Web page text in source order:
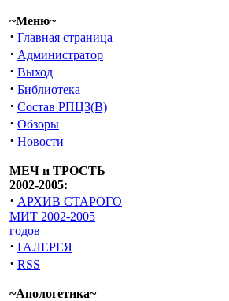
~Меню~
· Главная страница
· Администратор
· Выход
· Библиотека
· Состав РПЦЗ(В)
· Обзоры
· Новости
МЕЧ и ТРОСТЬ
2002-2005:
· АРХИВ СТАРОГО
МИТ 2002-2005
годов
· ГАЛЕРЕЯ
· RSS
~Апологетика~